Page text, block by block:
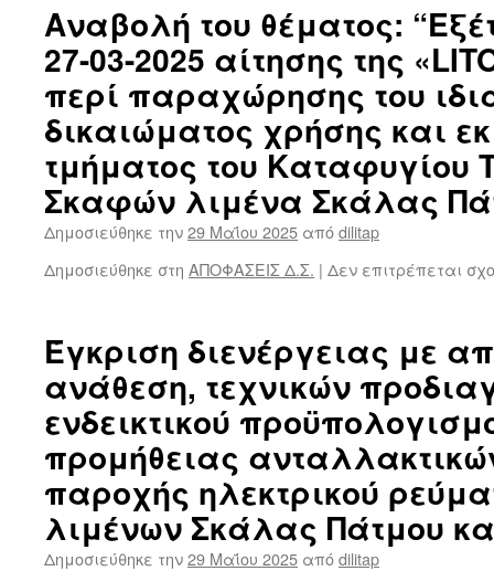
Αναβολή του θέματος:
27-03-2025 αίτησης της
περί παραχώρησης του
δικαιώματος χρήσης και
τμήματος του Καταφυγίου
Σκαφών λιμένα Σκάλας
Δημοσιεύθηκε την29 Μαΐου 2025 απόdilitap
Δημοσιεύθηκε στη ΑΠΟΦΑΣΕΙΣ Δ.Σ. | Δεν επιτρέπεται
Έγκριση διενέργειας με
ανάθεση, τεχνικών
ενδεικτικού
προμήθειας
παροχής ηλεκτρικού
λιμένων Σκάλας Πάτμου
Δημοσιεύθηκε την29 Μαΐου 2025 απόdilitap